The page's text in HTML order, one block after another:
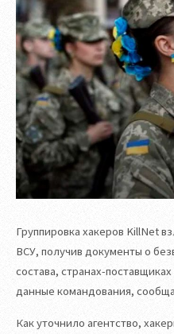
Группировка хакеров KillNet
ВСУ, получив документы о
состава, странах-
данные командования,
Как уточнило агентство,